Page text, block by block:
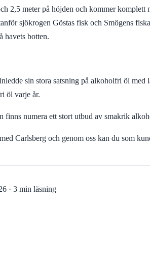
2,5 meter på höjden och kommer
sjökrogen Göstas fisk och Smögens
havets botten.
sin stora satsning på alkoholfri öl
öl varje år.
finns numera ett stort utbud av smakrik
Carlsberg och genom oss kan du som
· 3 min läsning